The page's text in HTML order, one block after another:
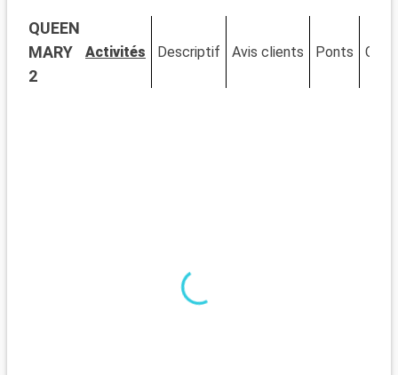
Southampton, ville portuaire chargée d'histoire, est riche en
sites d'intérêt. Le musée SeaCity narre l'histoire du Titanic,
étroitement liée à la ville. Les murs médiévaux et la Bargate,
une porte historique, témoignent du passé médiéval de
est un havre pour les randonneurs et les amoureux de la
nature, avec ses landes et ses poneys sauvages. Winchester,
célèbre pour sa cathédrale, est une destination riche en
QUEEN
MARY
2
Activités Descriptif Avis clients Ponts